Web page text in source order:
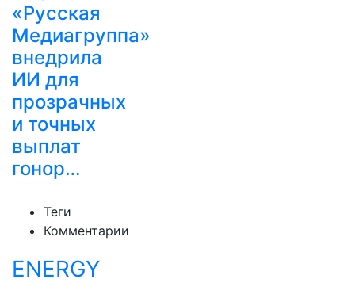
«Русская
Медиагруппа»
внедрила
ИИ для
прозрачных
и точных
выплат
гонор…
Теги
Комментарии
ENERGY